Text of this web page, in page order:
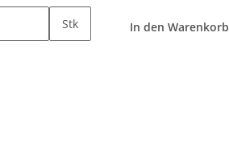
Stk In den Warenkorb